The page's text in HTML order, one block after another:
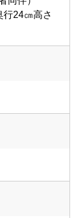
行24㎝高さ